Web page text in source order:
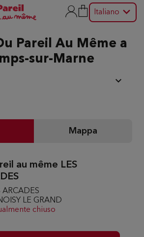
Italiano
Pareil Au Même a
sur-Marne
Mappa
au même LES
ARCADES
LE GRAND
chiuso